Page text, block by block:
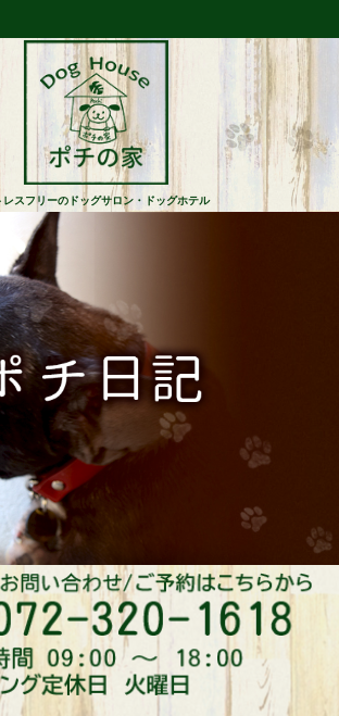
レスフリーのドッグサロン・ドッグホテル